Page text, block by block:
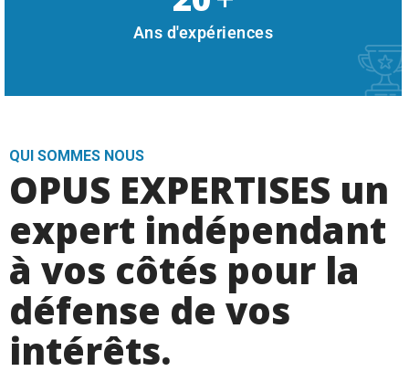
Ans d'expériences
QUI SOMMES NOUS
OPUS EXPERTISES un
expert indépendant
à vos côtés pour la
défense de vos
intérêts.